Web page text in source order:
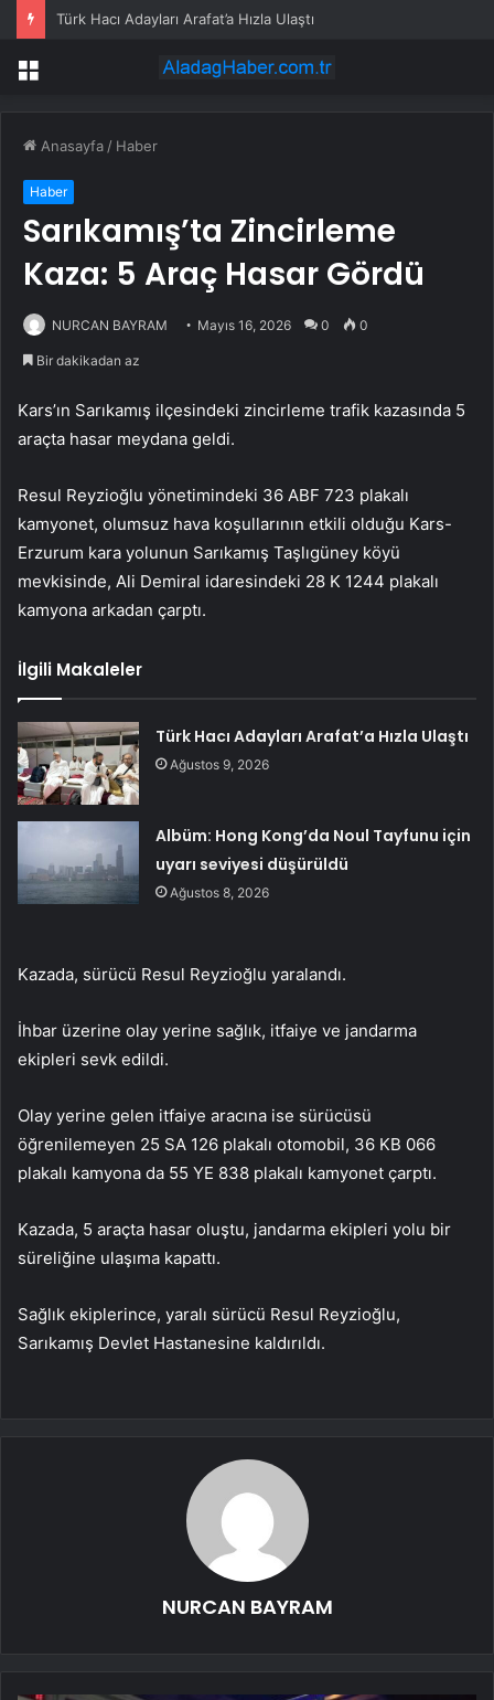
Türk Hacı Adayları Arafat’a Hızla Ulaştı
Menü
Anasayfa / Haber
Haber
Sarıkamış’ta Zincirleme
Kaza: 5 Araç Hasar Gördü
NURCAN BAYRAM Mayıs 16, 2026 0 0
Bir dakikadan az
Kars’ın Sarıkamış ilçesindeki zincirleme trafik kazasında 5
araçta hasar meydana geldi.
Resul Reyzioğlu yönetimindeki 36 ABF 723 plakalı
kamyonet, olumsuz hava koşullarının etkili olduğu Kars-
Erzurum kara yolunun Sarıkamış Taşlıgüney köyü
mevkisinde, Ali Demiral idaresindeki 28 K 1244 plakalı
kamyona arkadan çarptı.
İlgili Makaleler
Türk Hacı Adayları Arafat’a Hızla Ulaştı
Ağustos 9, 2026
Albüm: Hong Kong’da Noul Tayfunu için
uyarı seviyesi düşürüldü
Ağustos 8, 2026
Kazada, sürücü Resul Reyzioğlu yaralandı.
İhbar üzerine olay yerine sağlık, itfaiye ve jandarma
ekipleri sevk edildi.
Olay yerine gelen itfaiye aracına ise sürücüsü
öğrenilemeyen 25 SA 126 plakalı otomobil, 36 KB 066
plakalı kamyona da 55 YE 838 plakalı kamyonet çarptı.
Kazada, 5 araçta hasar oluştu, jandarma ekipleri yolu bir
süreliğine ulaşıma kapattı.
Sağlık ekiplerince, yaralı sürücü Resul Reyzioğlu,
Sarıkamış Devlet Hastanesine kaldırıldı.
NURCAN BAYRAM